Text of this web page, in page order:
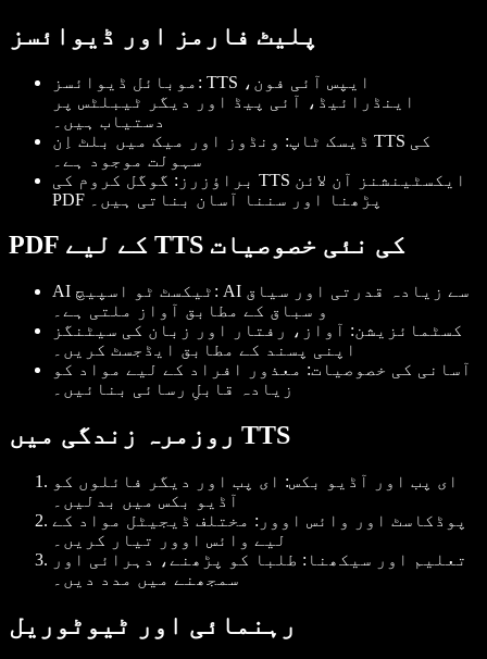
پلیٹ فارمز اور ڈیوائسز
موبائل ڈیوائسز : TTS ایپس آئی فون،
اینڈرائیڈ، آئی پیڈ اور دیگر ٹیبلٹس پر
دستیاب ہیں۔
ڈیسک ٹاپ: ونڈوز اور میک میں بلٹ اِن TTS کی
سہولت موجود ہے۔
براؤزرز : گوگل کروم کی TTS ایکسٹینشنز آن لائن
PDF پڑھنا اور سننا آسان بناتی ہیں۔
PDF کے لیے TTS کی نئی خصوصیات
AI ٹیکسٹ ٹو اسپیچ : AI سے زیادہ قدرتی اور سیاق
و سباق کے مطابق آواز ملتی ہے۔
کسٹمائزیشن: آواز، رفتار اور زبان کی سیٹنگز
اپنی پسند کے مطابق ایڈجسٹ کریں۔
آسانی کی خصوصیات: معذور افراد کے لیے مواد کو
زیادہ قابلِ رسائی بنائیں۔
روزمرہ زندگی میں TTS
ای پب اور آڈیو بکس: ای پب اور دیگر فائلوں کو
آڈیو بکس میں بدلیں۔
پوڈکاسٹ اور وائس اوور : مختلف ڈیجیٹل مواد کے
لیے وائس اوور تیار کریں۔
تعلیم اور سیکھنا : طلبا کو پڑھنے، دہرائی اور
سمجھنے میں مدد دیں۔
رہنمائی اور ٹیوٹوریل